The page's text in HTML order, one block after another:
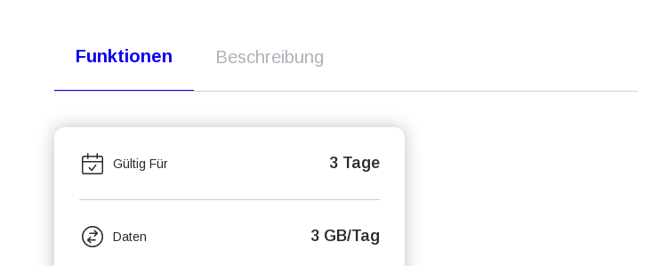
Funktionen Beschreibung
Gültig Für 3 Tage
Daten 3 GB/Tag